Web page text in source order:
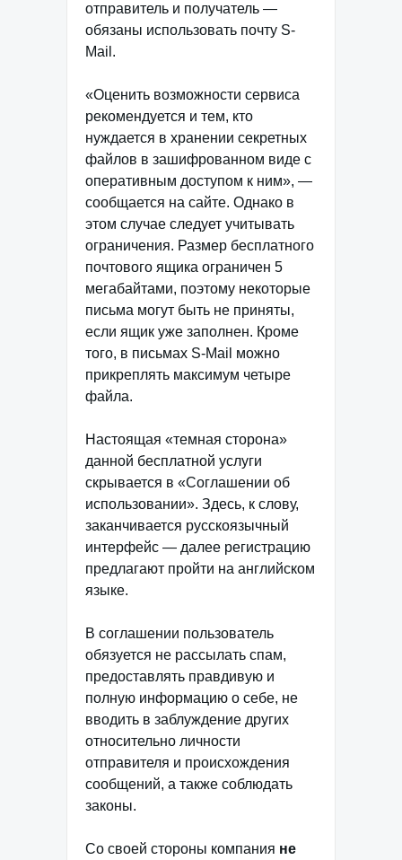
отправитель и получатель —
обязаны использовать почту S-
Mail.
«Оценить возможности сервиса
рекомендуется и тем, кто
нуждается в хранении секретных
файлов в зашифрованном виде с
оперативным доступом к ним», —
сообщается на сайте. Однако в
этом случае следует учитывать
ограничения. Размер бесплатного
почтового ящика ограничен 5
мегабайтами, поэтому некоторые
письма могут быть не приняты,
если ящик уже заполнен. Кроме
того, в письмах S-Mail можно
прикреплять максимум четыре
файла.
Настоящая «темная сторона»
данной бесплатной услуги
скрывается в «Соглашении об
использовании». Здесь, к слову,
заканчивается русскоязычный
интерфейс — далее регистрацию
предлагают пройти на английском
языке.
В соглашении пользователь
обязуется не рассылать спам,
предоставлять правдивую и
полную информацию о себе, не
вводить в заблуждение других
относительно личности
отправителя и происхождения
сообщений, а также соблюдать
законы.
Со своей стороны компания не